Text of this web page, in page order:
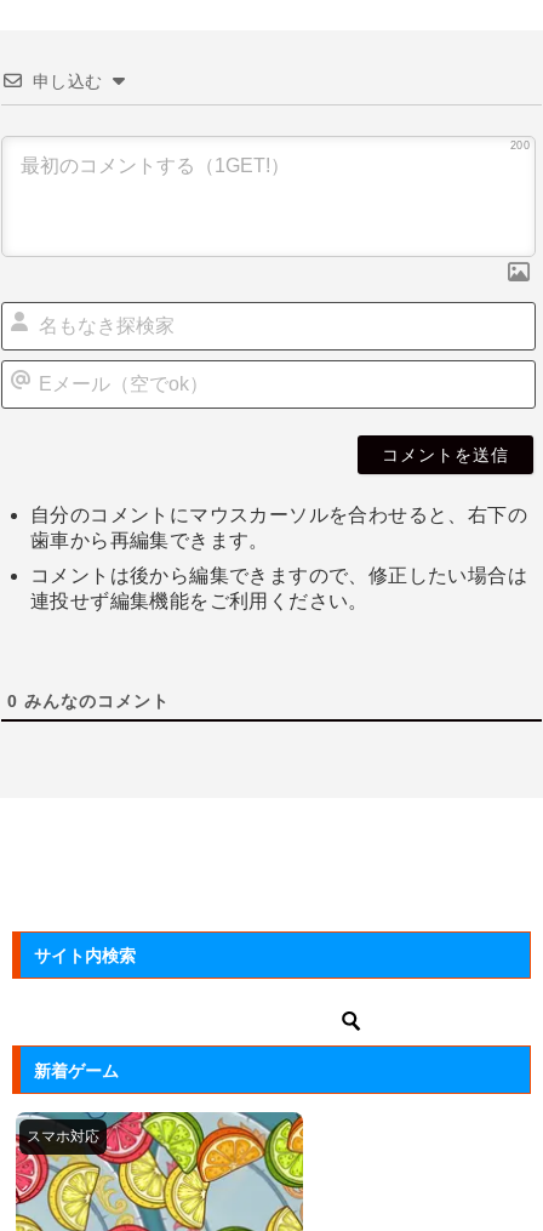
申し込む
200
自分のコメントにマウスカーソルを合わせると、右下の
歯車から再編集できます。
コメントは後から編集できますので、修正したい場合は
連投せず編集機能をご利用ください。
0 みんなのコメント
サイト内検索
新着ゲーム